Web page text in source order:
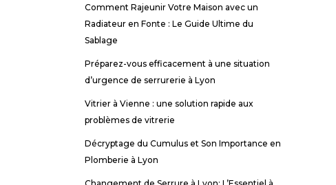
Comment Rajeunir Votre Maison avec un
Radiateur en Fonte : Le Guide Ultime du
Sablage
Préparez-vous efficacement à une situation
d’urgence de serrurerie à Lyon
Vitrier à Vienne : une solution rapide aux
problèmes de vitrerie
Décryptage du Cumulus et Son Importance en
Plomberie à Lyon